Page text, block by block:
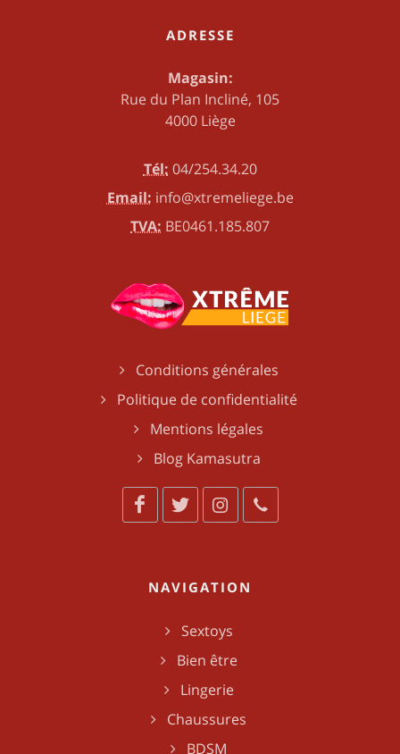
ADRESSE
Magasin:
Rue du Plan Incliné, 105
4000 Liège
Tél: 04/254.34.20
Email: info@xtremeliege.be
TVA: BE0461.185.807
Conditions générales
Politique de confidentialité
Mentions légales
Blog Kamasutra
NAVIGATION
Sextoys
Bien être
Lingerie
Chaussures
BDSM